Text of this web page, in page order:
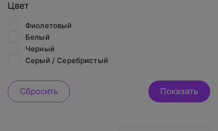
Цвет
Фиолетовый
Белый
Черный
Серый / Серебристый